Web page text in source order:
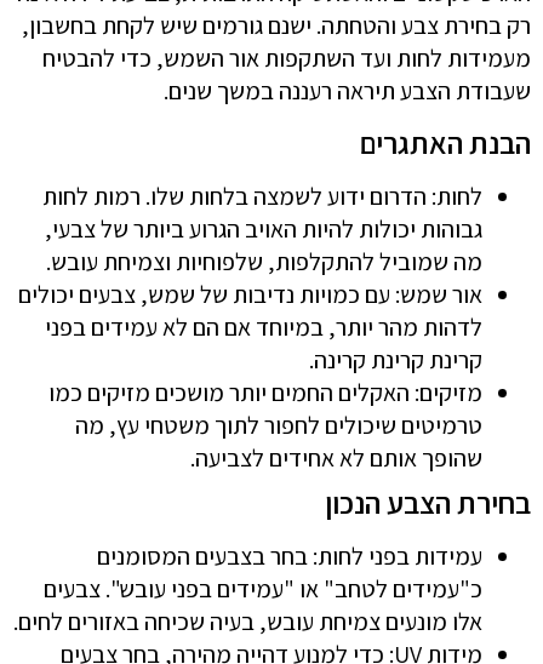
רק בחירת צבע והטחתה. ישנם גורמים שיש לקחת בחשבון,
מעמידות לחות ועד השתקפות אור השמש, כדי להבטיח
שעבודת הצבע תיראה רעננה במשך שנים.
הבנת האתגרים
לחות: הדרום ידוע לשמצה בלחות שלו. רמות לחות
גבוהות יכולות להיות האויב הגרוע ביותר של צבעי,
מה שמוביל להתקלפות, שלפוחיות וצמיחת עובש.
אור שמש: עם כמויות נדיבות של שמש, צבעים יכולים
לדהות מהר יותר, במיוחד אם הם לא עמידים בפני
קרינת קרינת קרינה.
מזיקים: האקלים החמים יותר מושכים מזיקים כמו
טרמיטים שיכולים לחפור לתוך משטחי עץ, מה
שהופך אותם לא אחידים לצביעה.
בחירת הצבע הנכון
עמידות בפני לחות: בחר בצבעים המסומנים
כ"עמידים לטחב" או "עמידים בפני עובש". צבעים
אלו מונעים צמיחת עובש, בעיה שכיחה באזורים לחים.
מידות UV: כדי למנוע דהייה מהירה, בחר צבעים